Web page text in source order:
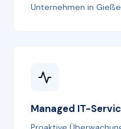
Unternehmen in
Managed IT-